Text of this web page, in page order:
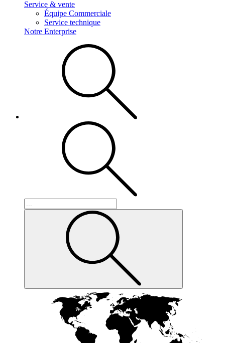
Service & vente
Équipe Commerciale
Service technique
Notre Enterprise